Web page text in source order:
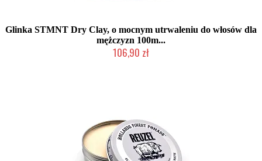
Glinka STMNT Dry Clay, o mocnym utrwaleniu do włosów dla
mężczyzn 100m...
106,90 zł